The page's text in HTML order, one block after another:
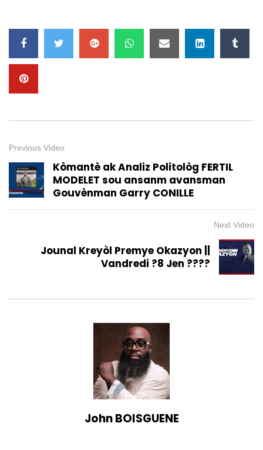
Previous Video
Kòmantè ak Analiz Politològ FERTIL
MODELET sou ansanm avansman
Gouvènman Garry CONILLE
Next Video
Jounal Kreyòl Premye Okazyon ||
Vandredi ?8 Jen ????
John BOISGUENE